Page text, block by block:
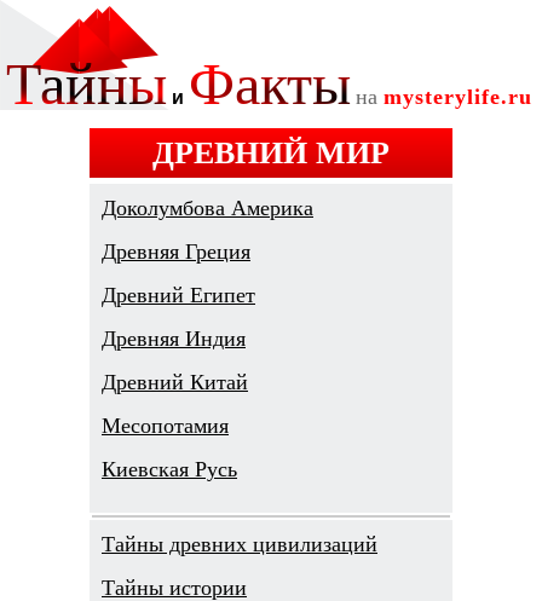
ДРЕВНИЙ МИР
Доколумбова Америка
Древняя Греция
Древний Египет
Древняя Индия
Древний Китай
Месопотамия
Киевская Русь
Тайны древних цивилизаций
Тайны истории